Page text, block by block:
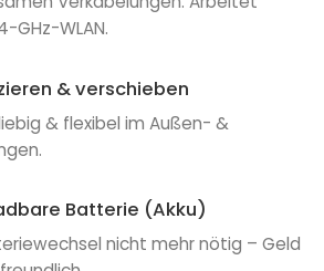
GHz-WLAN.
& verschieben
& flexibel im Außen- &
Batterie (Akku)
nicht mehr nötig – Geld